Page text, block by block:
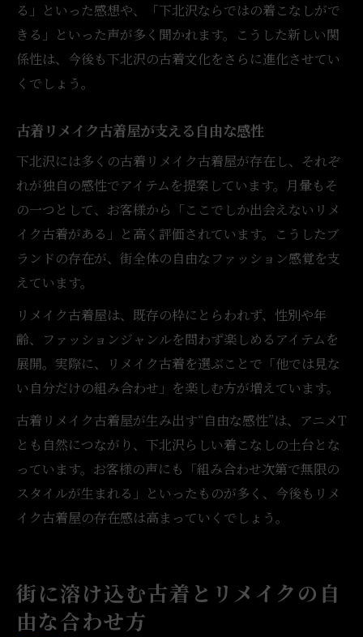
る」といった感想や、「下北沢ならではの着こなしがで
きる」といった声が多く聞かれます。こうした新しい関
係性は、今後も下北沢の古着文化をさらに進化させてい
くでしょう。
古着リメイク古着屋が支える自由な感性
下北沢には多くの古着リメイク古着屋が存在し、それぞ
れが独自の感性でアイテムを提案しています。月暈もそ
の一つとして、お客様から「ここでしか出会えないリメ
イク古着がある」と高く評価されています。こうしたブ
ランドの存在が、街全体の自由なファッション感覚を支
えています。
リメイク古着屋は、既存の枠にとらわれず、性別や年
齢、ファッションジャンルを問わず楽しめるアイテムを
展開。実際に、リメイク古着を選ぶことで「他では見な
い自分だけの組み合わせ」を楽しむ方が増えています。
古着リメイク古着屋が生み出す“自由な感性”は、アニメT
とも自然につながり、下北沢らしい着こなしの土台とな
っています。お客様の声にも「組み合わせ次第で無限の
スタイルが生まれる」といったものが多く、今後もリメ
イク古着屋の存在感は高まっていくでしょう。
街に溶け込む古着とリメイクの自
由な合わせ方